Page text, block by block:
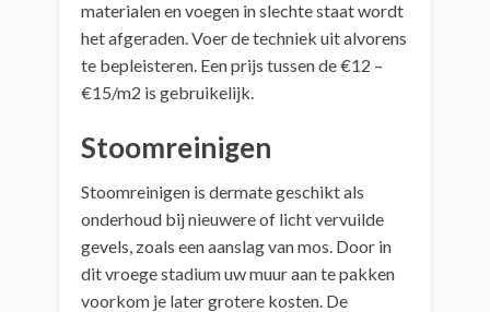
materialen en voegen in slechte staat wordt
het afgeraden. Voer de techniek uit alvorens
te bepleisteren. Een prijs tussen de €12 –
€15/m2 is gebruikelijk.
Stoomreinigen
Stoomreinigen is dermate geschikt als
onderhoud bij nieuwere of licht vervuilde
gevels, zoals een aanslag van mos. Door in
dit vroege stadium uw muur aan te pakken
voorkom je later grotere kosten. De